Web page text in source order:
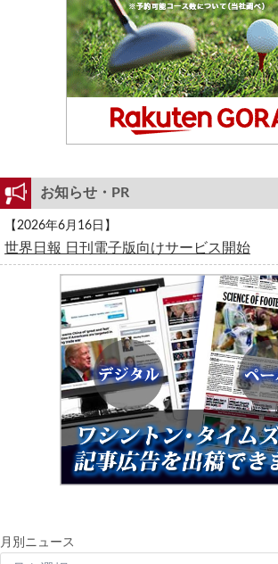
お知らせ・PR
【2026年6月16日】
世界日報 日刊電子版向けサービス開始
月別ニュース